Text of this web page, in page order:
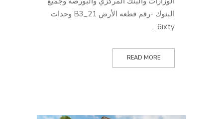
البنوك -رقم قطعه الأرض B3_21 وحدات
6ixty...
READ MORE